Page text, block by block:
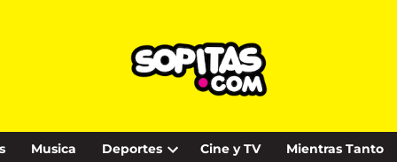
Musica Deportes Cine y TV Mientras Tanto